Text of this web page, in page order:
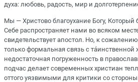
духа: любовь, радость, мир и
Мы — Христово благоухание Богу, Который
Себе распространяет нами во всяком
свидетельствует апостол. Но, к
только формальная связь с
недостаточная погруженность в
подчас делает современных христиан
оттого уязвимыми для критики со